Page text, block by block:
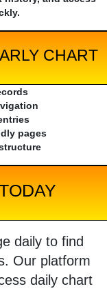
CHART
pages
daily to find
Our platform
daily chart